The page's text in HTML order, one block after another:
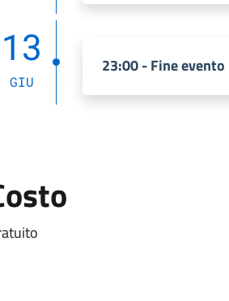
13
GIU
23:00 - Fine evento